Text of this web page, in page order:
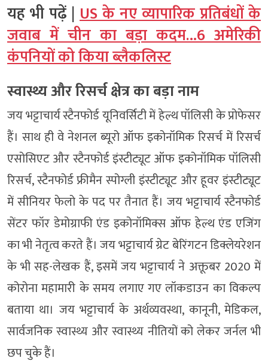
यह भी पढ़ें | US के नए व्यापारिक प्रतिबंधों के
जवाब में चीन का बड़ा कदम…6 अमेरिकी
कंपनियों को किया ब्लैकलिस्ट
स्वास्थ्य और रिसर्च क्षेत्र का बड़ा नाम
जय भट्टाचार्य स्टैनफोर्ड यूनिवर्सिटी में हेल्थ पॉलिसी के प्रोफेसर
हैं। साथ ही वे नेशनल ब्यूरो ऑफ इकोनॉमिक रिसर्च में रिसर्च
एसोसिएट और स्टैनफोर्ड इंस्टीट्यूट ऑफ इकोनॉमिक पॉलिसी
रिसर्च, स्टैनफोर्ड फ्रीमैन स्पोग्ली इंस्टीट्यूट और हूवर इंस्टीट्यूट
में सीनियर फेलो के पद पर तैनात हैं। जय भट्टाचार्य स्टैनफोर्ड
सेंटर फॉर डेमोग्राफी एंड इकोनॉमिक्स ऑफ हेल्थ एंड एजिंग
का भी नेतृत्व करते हैं। जय भट्टाचार्य ग्रेट बेरिंगटन डिक्लेयरेशन
के भी सह-लेखक हैं, इसमें जय भट्टाचार्य ने अक्तूबर 2020 में
कोरोना महामारी के समय लगाए गए लॉकडाउन का विकल्प
बताया था। जय भट्टाचार्य के अर्थव्यवस्था, कानूनी, मेडिकल,
सार्वजनिक स्वास्थ्य और स्वास्थ्य नीतियों को लेकर जर्नल भी
छप चुके हैं।